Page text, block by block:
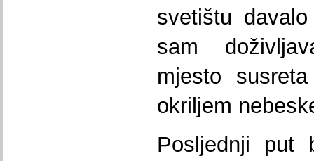
svetištu
sam
mjesto
okriljem
Posljednji put